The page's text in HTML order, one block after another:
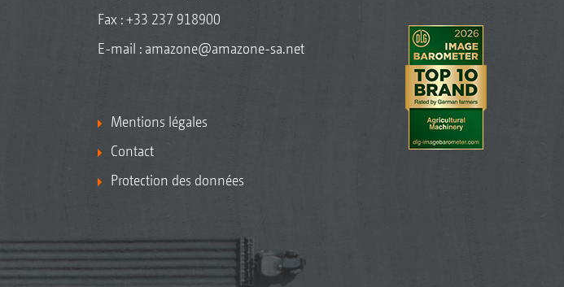
Fax : +33 237 918900
E-mail : amazone@amazone-sa.net
Mentions légales
Contact
Protection des données